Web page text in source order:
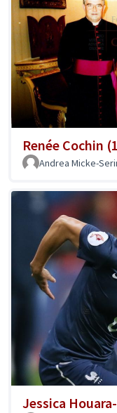
Renée Cochin
Andrea Micke-
Jessica